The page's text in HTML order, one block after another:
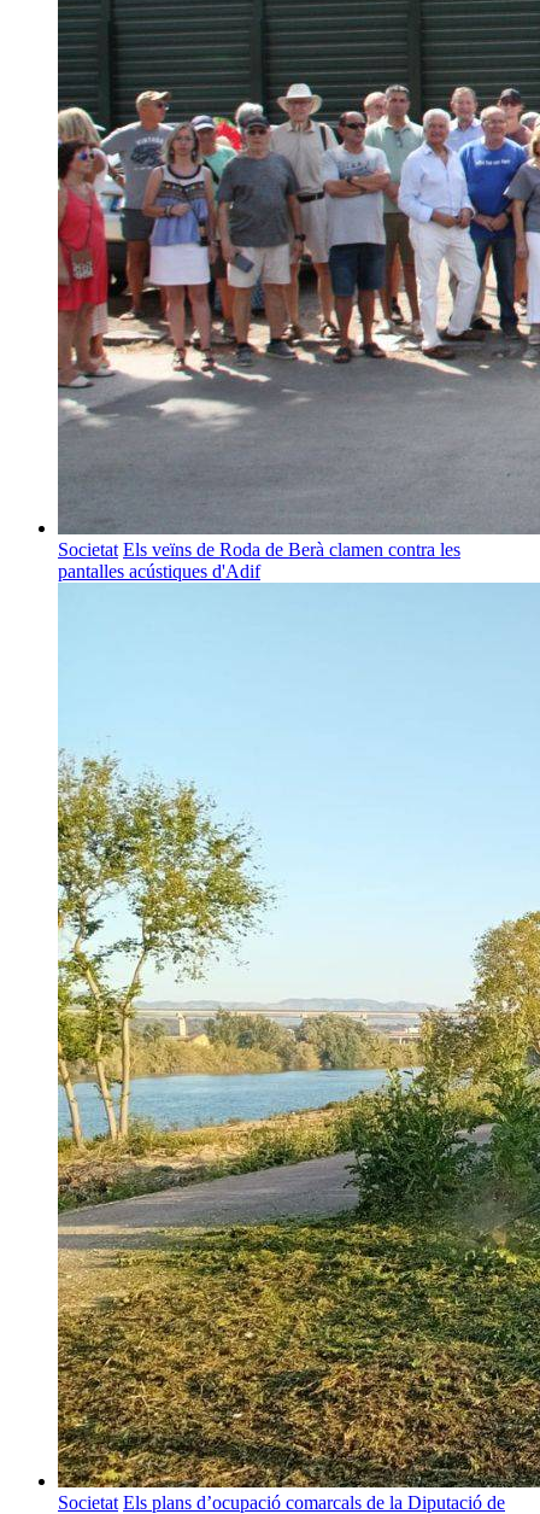
Societat Els veïns de Roda de Berà clamen contra les
pantalles acústiques d'Adif
Societat Els plans d’ocupació comarcals de la Diputació de